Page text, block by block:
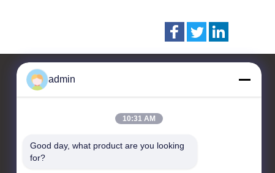
JIANGSU ESTY BUILDING
MATERIALS CO.,LTD
admin
10:31 AM
Good day, what product are you looking
for?